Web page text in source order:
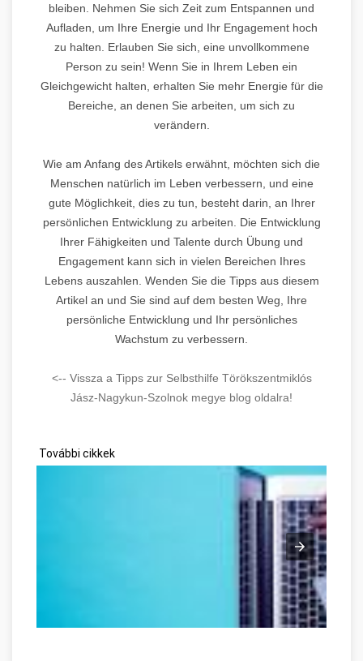
bleiben. Nehmen Sie sich Zeit zum Entspannen und
Aufladen, um Ihre Energie und Ihr Engagement hoch
zu halten. Erlauben Sie sich, eine unvollkommene
Person zu sein! Wenn Sie in Ihrem Leben ein
Gleichgewicht halten, erhalten Sie mehr Energie für die
Bereiche, an denen Sie arbeiten, um sich zu
verändern.
Wie am Anfang des Artikels erwähnt, möchten sich die
Menschen natürlich im Leben verbessern, und eine
gute Möglichkeit, dies zu tun, besteht darin, an Ihrer
persönlichen Entwicklung zu arbeiten. Die Entwicklung
Ihrer Fähigkeiten und Talente durch Übung und
Engagement kann sich in vielen Bereichen Ihres
Lebens auszahlen. Wenden Sie die Tipps aus diesem
Artikel an und Sie sind auf dem besten Weg, Ihre
persönliche Entwicklung und Ihr persönliches
Wachstum zu verbessern.
<-- Vissza a Tipps zur Selbsthilfe Törökszentmiklós
Jász-Nagykun-Szolnok megye blog oldalra!
További cikkek